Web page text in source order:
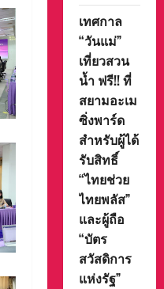
เทศกาล
“วันแม่”
เที่ยวสวน
น้ำ ฟรี!! ที่
สยามอะเม
ซิ่งพาร์ด
สำหรับผู้ได้
รับสิทธิ์
“ไทยช่วย
ไทยพลัส”
และผู้ถือ
“บัตร
สวัสดิการ
แห่งรัฐ”